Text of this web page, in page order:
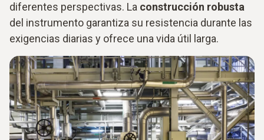
diferentes perspectivas. La construcción robusta
del instrumento garantiza su resistencia durante las
exigencias diarias y ofrece una vida útil larga.